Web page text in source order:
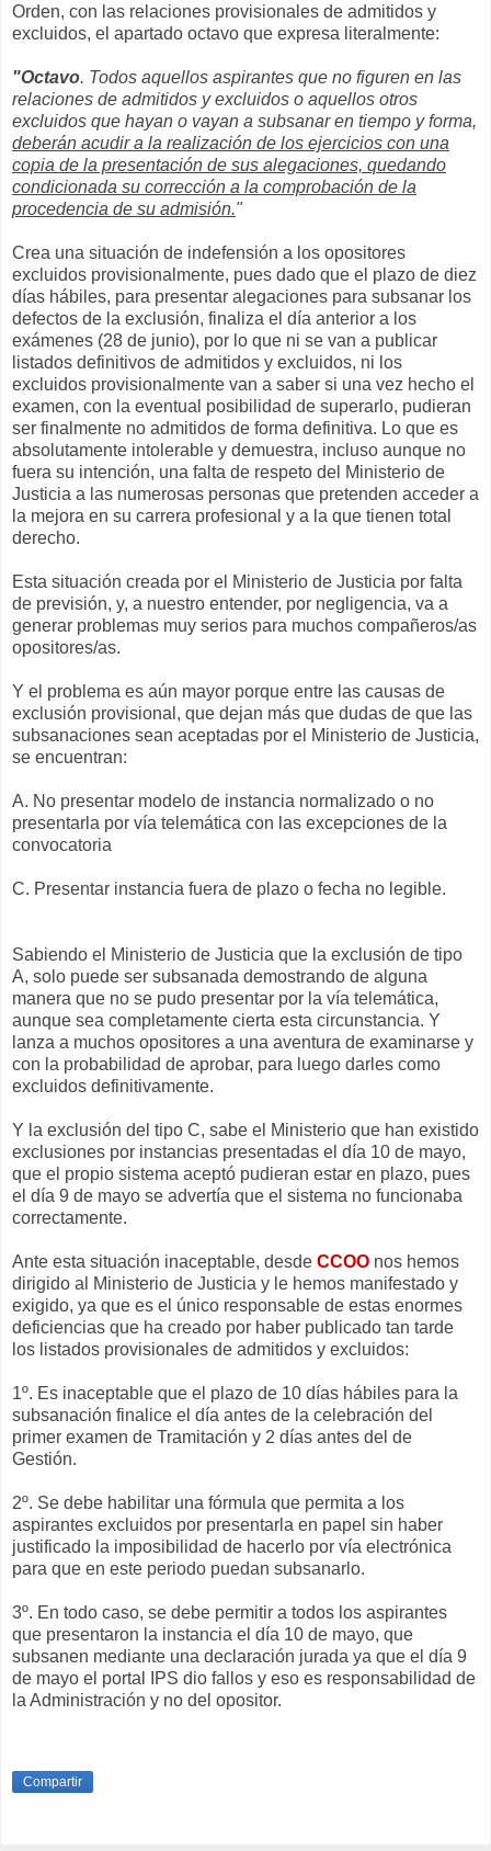
Orden, con las relaciones provisionales de admitidos y
excluidos, el apartado octavo que expresa literalmente:
"Octavo. Todos aquellos aspirantes que no figuren en las
relaciones de admitidos y excluidos o aquellos otros
excluidos que hayan o vayan a subsanar en tiempo y forma,
deberán acudir a la realización de los ejercicios con una
copia de la presentación de sus alegaciones, quedando
condicionada su corrección a la comprobación de la
procedencia de su admisión."
Crea una situación de indefensión a los opositores
excluidos provisionalmente, pues dado que el plazo de diez
días hábiles, para presentar alegaciones para subsanar los
defectos de la exclusión, finaliza el día anterior a los
exámenes (28 de junio), por lo que ni se van a publicar
listados definitivos de admitidos y excluidos, ni los
excluidos provisionalmente van a saber si una vez hecho el
examen, con la eventual posibilidad de superarlo, pudieran
ser finalmente no admitidos de forma definitiva. Lo que es
absolutamente intolerable y demuestra, incluso aunque no
fuera su intención, una falta de respeto del Ministerio de
Justicia a las numerosas personas que pretenden acceder a
la mejora en su carrera profesional y a la que tienen total
derecho.
Esta situación creada por el Ministerio de Justicia por falta
de previsión, y, a nuestro entender, por negligencia, va a
generar problemas muy serios para muchos compañeros/as
opositores/as.
Y el problema es aún mayor porque entre las causas de
exclusión provisional, que dejan más que dudas de que las
subsanaciones sean aceptadas por el Ministerio de Justicia,
se encuentran:
A. No presentar modelo de instancia normalizado o no
presentarla por vía telemática con las excepciones de la
convocatoria
C. Presentar instancia fuera de plazo o fecha no legible.
Sabiendo el Ministerio de Justicia que la exclusión de tipo
A, solo puede ser subsanada demostrando de alguna
manera que no se pudo presentar por la vía telemática,
aunque sea completamente cierta esta circunstancia. Y
lanza a muchos opositores a una aventura de examinarse y
con la probabilidad de aprobar, para luego darles como
excluidos definitivamente.
Y la exclusión del tipo C, sabe el Ministerio que han existido
exclusiones por instancias presentadas el día 10 de mayo,
que el propio sistema aceptó pudieran estar en plazo, pues
el día 9 de mayo se advertía que el sistema no funcionaba
correctamente.
Ante esta situación inaceptable, desde CCOO nos hemos
dirigido al Ministerio de Justicia y le hemos manifestado y
exigido, ya que es el único responsable de estas enormes
deficiencias que ha creado por haber publicado tan tarde
los listados provisionales de admitidos y excluidos:
1º. Es inaceptable que el plazo de 10 días hábiles para la
subsanación finalice el día antes de la celebración del
primer examen de Tramitación y 2 días antes del de
Gestión.
2º. Se debe habilitar una fórmula que permita a los
aspirantes excluidos por presentarla en papel sin haber
justificado la imposibilidad de hacerlo por vía electrónica
para que en este periodo puedan subsanarlo.
3º. En todo caso, se debe permitir a todos los aspirantes
que presentaron la instancia el día 10 de mayo, que
subsanen mediante una declaración jurada ya que el día 9
de mayo el portal IPS dio fallos y eso es responsabilidad de
la Administración y no del opositor.
Compartir